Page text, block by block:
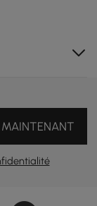
MAINTENANT